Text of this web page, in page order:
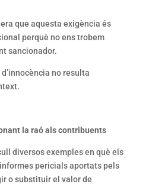
que aquesta exigència és
perquè no ens trobem
sancionador.
no resulta
la raó als contribuents
diversos exemples en què els
pericials aportats pels
o substituir el valor de